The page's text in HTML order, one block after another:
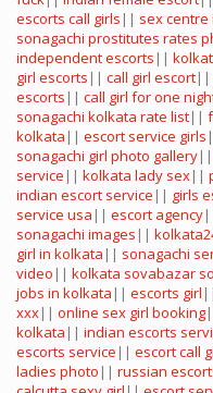
escorts call girls || sex centre
sonagachi prostitutes rates
independent escorts ||
girl escorts || call girl escort||
escorts || call girl for one
sonagachi kolkata rate list||
kolkata || escort service girls
sonagachi girl photo gallery||
service || kolkata lady sex||
indian escort service || girls
service usa || escort agency
sonagachi images ||
girl in kolkata || sonagachi
video || kolkata sovabazar
jobs in kolkata || escorts girl ||
xxx|| online sex girl booking
kolkata || indian escorts
escorts service || escort call
ladies photo || russian